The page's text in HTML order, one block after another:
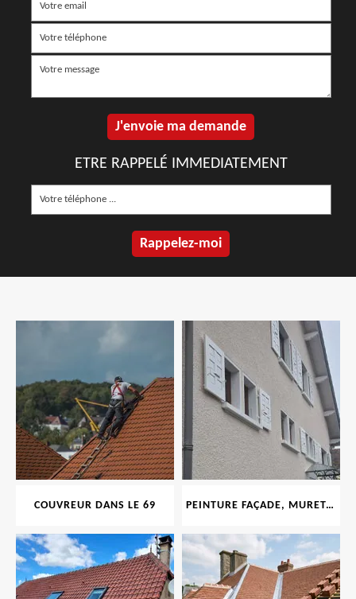
ETRE RAPPELÉ IMMEDIATEMENT
COUVREUR DANS LE 69 PEINTURE FAÇADE, MURET, TOITURE, BOISERIE, FERRONERIE, GOUTTIÈRE 69